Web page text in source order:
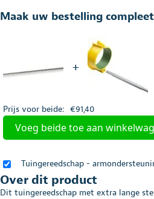
lange
Maak uw bestelling compleet
+
Prijs voor beide: €91,40
Voeg beide toe aan
Tuingereedschap -
Over dit product
Dit tuingereedschap met extra lange